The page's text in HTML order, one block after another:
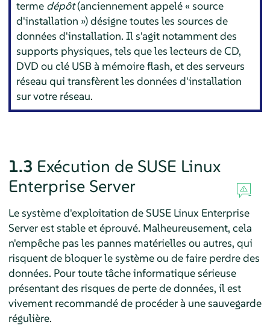
terme dépôt(anciennement appelé « source
d'installation ») désigne toutes les sources de
données d'installation. Il s'agit notamment des
supports physiques, tels que les lecteurs de CD,
DVD ou clé USB à mémoire flash, et des serveurs
réseau qui transfèrent les données d'installation
sur votre réseau.
1.3 Exécution de SUSE Linux
Enterprise Server
Le système d'exploitation de SUSE Linux Enterprise
Serverest stable et éprouvé. Malheureusement, cela
n'empêche pas les pannes matérielles ou autres, qui
risquent de bloquer le système ou de faire perdre des
données. Pour toute tâche informatique sérieuse
présentant des risques de perte de données, il est
vivement recommandé de procéder à une sauvegarde
régulière.